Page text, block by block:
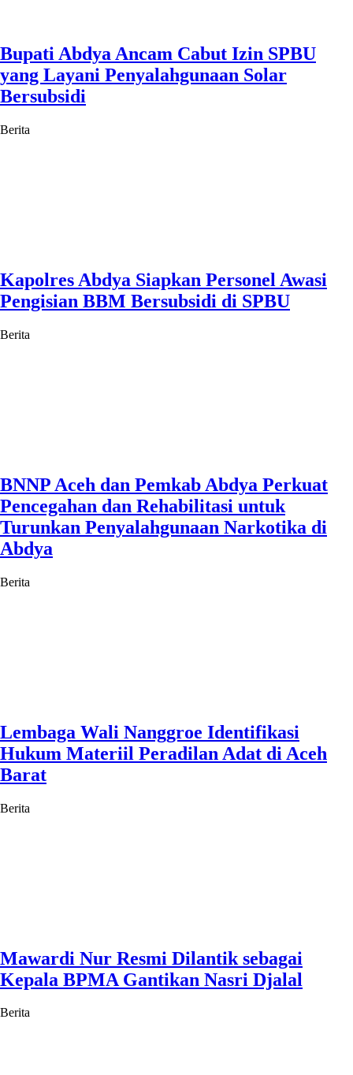
Bupati Abdya Ancam Cabut Izin SPBU
yang Layani Penyalahgunaan Solar
Bersubsidi
Berita
Kapolres Abdya Siapkan Personel Awasi
Pengisian BBM Bersubsidi di SPBU
Berita
BNNP Aceh dan Pemkab Abdya Perkuat
Pencegahan dan Rehabilitasi untuk
Turunkan Penyalahgunaan Narkotika di
Abdya
Berita
Lembaga Wali Nanggroe Identifikasi
Hukum Materiil Peradilan Adat di Aceh
Barat
Berita
Mawardi Nur Resmi Dilantik sebagai
Kepala BPMA Gantikan Nasri Djalal
Berita